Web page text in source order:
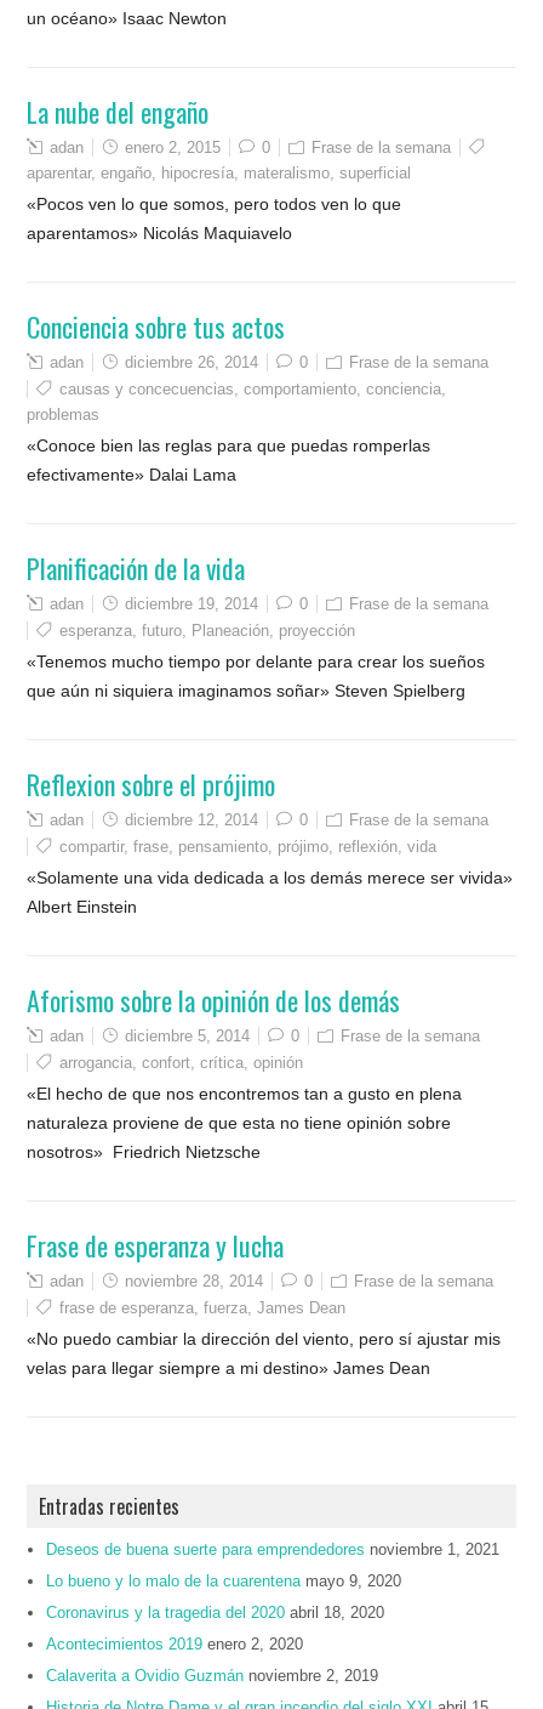
un océano» Isaac Newton
La nube del engaño
adan enero 2, 2015 0
Frase de la semana
aparentar,engaño hipocresía materalismo ,superficial
«Pocos ven lo que somos, pero todos ven lo que
aparentamos» Nicolás Maquiavelo
Conciencia sobre tus actos
adan diciembre 26, 2014 0
Frase de la semana
causas y concecuencias ,comportamiento ,conciencia
problemas
«Conoce bien las reglas para que puedas romperlas
efectivamente» Dalai Lama
Planificación de la vida
adan diciembre 19, 2014 0
Frase de la semana
esperanza ,futuro Planeación proyección
«Tenemos mucho tiempo por delante para crear los sueños
que aún ni siquiera imaginamos soñar» Steven Spielberg
Reflexion sobre el prójimo
adan diciembre 12, 2014 0
Frase de la semana
compartir,frase pensamiento prójimo reflexión ,vida
«Solamente una vida dedicada a los demás merece ser vivida»
Albert Einstein
Aforismo sobre la opinión de los demás
adan diciembre 5, 2014 0
Frase de la semana
arrogancia ,confort ,crítica ,opinión
«El hecho de que nos encontremos tan a gusto en plena
naturaleza proviene de que esta no tiene opinión sobre
nosotros» Friedrich Nietzsche
Frase de esperanza y lucha
adan noviembre 28, 2014 0
Frase de la semana
frase de esperanza ,fuerza ,James Dean
«No puedo cambiar la dirección del viento, pero sí ajustar mis
velas para llegar siempre a mi destino» James Dean
Entradas recientes
Deseos de buena suerte para emprendedores noviembre 1, 2021
Lo bueno y lo malo de la cuarentena mayo 9, 2020
Coronavirus y la tragedia del 2020 abril 18, 2020
Acontecimientos 2019 enero 2, 2020
Calaverita a Ovidio Guzmán noviembre 2, 2019